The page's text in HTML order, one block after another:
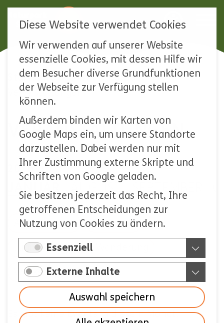
Diese Website verwendet Cookies
Wir verwenden auf unserer Website
essenzielle Cookies, mit dessen Hilfe wir
dem Besucher diverse Grundfunktionen
der Webseite zur Verfügung stellen
können.
Außerdem binden wir Karten von
Google Maps ein, um unsere Standorte
darzustellen. Dabei werden nur mit
Ihrer Zustimmung externe Skripte und
Schriften von Google geladen.
Sie besitzen jederzeit das Recht, Ihre
getroffenen Entscheidungen zur
Nutzung von Cookies zu ändern.
Essenziell
Externe Inhalte
Auswahl speichern
Navigation
überspringen
Startseite
Unser Naturpark
Veranstaltungen
VERANSTALTUNGEN
2026
JANUAR AUGUST SEPTEMBER
Alle anzeigen Exkursion
Junior-Ranger
Workshop
Es gibt keine Events in diesem Monat.